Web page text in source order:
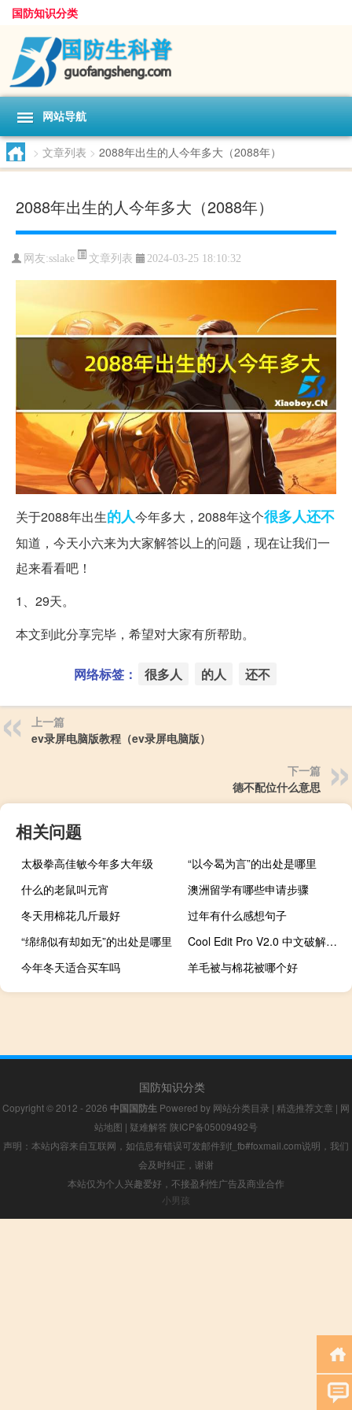
国防知识分类
网站导航
> 文章列表 > 2088年出生的人今年多大（2088年）
2088年出生的人今年多大（2088年）
网友:sslake 文章列表 2024-03-25 18:10:32
关于2088年出生的人今年多大，2088年这个很多人还不
知道，今天小六来为大家解答以上的问题，现在让我们一
起来看看吧！
1、29天。
本文到此分享完毕，希望对大家有所帮助。
网络标签： 很多人 的人 还不
上一篇
ev录屏电脑版教程（ev录屏电脑版）
下一篇
德不配位什么意思
相关问题
太极拳高佳敏今年多大年级
“以今曷为言”的出处是哪里
什么的老鼠叫元宵
澳洲留学有哪些申请步骤
冬天用棉花几斤最好
过年有什么感想句子
“绵绵似有却如无”的出处是哪里
Cool Edit Pro V2.0 中文破解版（Cool Edit Pro V2.0 中文破解版功能简介）
今年冬天适合买车吗
羊毛被与棉花被哪个好
国防知识分类
Copyright © 2012 - 2026 中国国防生 Powered by 网站分类目录 | 精选推荐文章 | 网
站地图 | 疑难解答 陕ICP备05009492号
声明：本站内容来自互联网，如信息有错误可发邮件到f_fb#foxmail.com说明，我们
会及时纠正，谢谢
本站仅为个人兴趣爱好，不接盈利性广告及商业合作
小男孩